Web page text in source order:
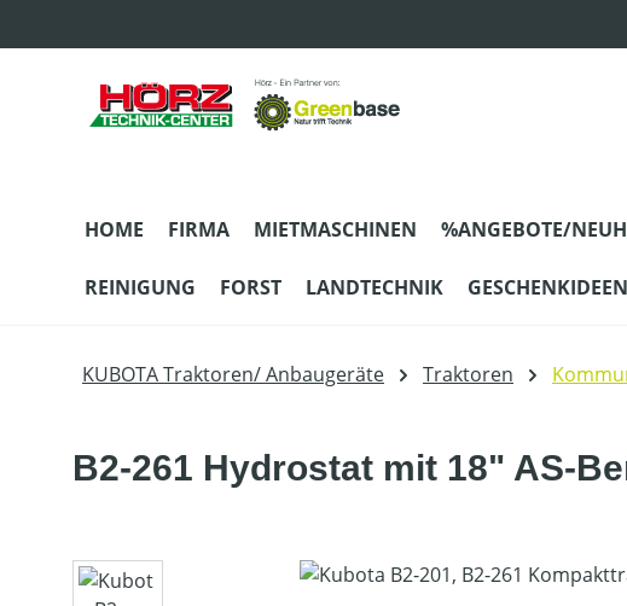
HOME FIRMA MIETMASCHINEN %ANGEBOTE/
REINIGUNG FORST LANDTECHNIK GESCHENKIDEEN
KUBOTA Traktoren/ Anbaugeräte Traktoren
B2-261 Hydrostat mit 18" AS-
Bildergalerie überspringen